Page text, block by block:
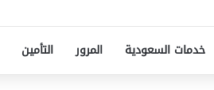
خدمات السعودية المرور التأمين